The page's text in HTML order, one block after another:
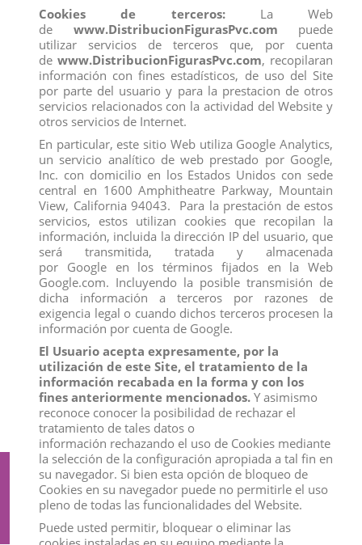
Los clientes que adquirieron este producto también
compraron:
FIGURA MR. CANGREJO
View
FIGURA AURORA 2 BELLA
DURMIENTE
View
Suscríbete a nuestro boletín
Cookies de terceros:La Web
de www.DistribucionFigurasPvc.com puede
utilizar servicios de terceros que, por cuenta
de www.DistribucionFigurasPvc.com, recopilaran
información con fines estadísticos, de uso del Site
por parte del usuario y para la prestacion de otros
servicios relacionados con la actividad del Website y
otros servicios de Internet.
En particular, este sitio Web utiliza Google Analytics,
un servicio analítico de web prestado por Google,
Inc. con domicilio en los Estados Unidos con sede
central en 1600 Amphitheatre Parkway, Mountain
View, California 94043. Para la prestación de estos
servicios, estos utilizan cookies que recopilan la
información, incluida la dirección IP del usuario, que
será transmitida, tratada y almacenada
por Google en los términos fijados en la Web
Google.com. Incluyendo la posible transmisión de
dicha información a terceros por razones de
exigencia legal o cuando dichos terceros procesen la
información por cuenta de Google.
El Usuario acepta expresamente, por la
utilización de este Site, el tratamiento de la
información recabada en la forma y con los
fines anteriormente mencionados. Y asimismo
reconoce conocer la posibilidad de rechazar el
tratamiento de tales datos o
información rechazando el uso de Cookies mediante
la selección de la configuración apropiada a tal fin en
su navegador. Si bien esta opción de bloqueo de
Cookies en su navegador puede no permitirle el uso
pleno de todas las funcionalidades del Website.
Puede usted permitir, bloquear o eliminar las